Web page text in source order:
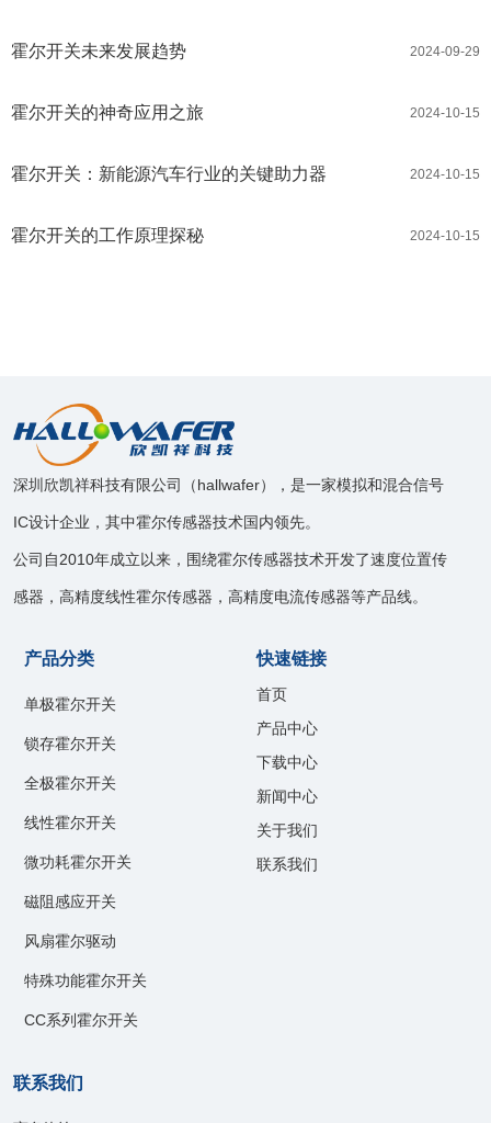
2024-09-29
霍尔开关未来发展趋势
2024-10-15
霍尔开关的神奇应用之旅
2024-10-15
霍尔开关：新能源汽车行业的关键助力器
2024-10-15
霍尔开关的工作原理探秘
深圳欣凯祥科技有限公司（hallwafer），是一家模拟和混合信号
IC设计企业，其中霍尔传感器技术国内领先。
公司自2010年成立以来，围绕霍尔传感器技术开发了速度位置传
感器，高精度线性霍尔传感器，高精度电流传感器等产品线。
产品分类
单极霍尔开关
锁存霍尔开关
全极霍尔开关
线性霍尔开关
微功耗霍尔开关
磁阻感应开关
风扇霍尔驱动
特殊功能霍尔开关
CC系列霍尔开关
快速链接
首页
产品中心
下载中心
新闻中心
关于我们
联系我们
联系我们